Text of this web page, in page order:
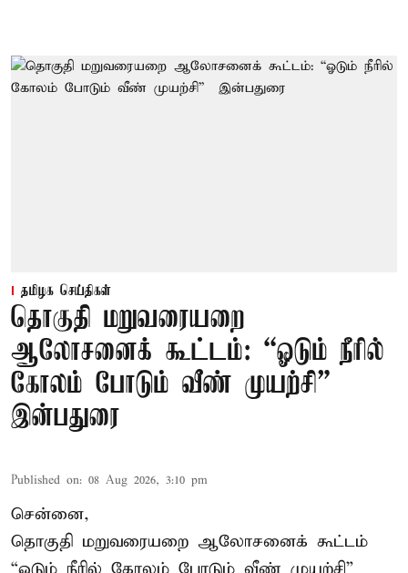
தமிழக செய்திகள்
தொகுதி மறுவரையறை
ஆலோசனைக் கூட்டம்: “ஓடும் நீரில்
கோலம் போடும் வீண் முயற்சி” –
இன்பதுரை
Published on: 08 Aug 2026, 3:10 pm
சென்னை,
தொகுதி மறுவரையறை ஆலோசனைக் கூட்டம்